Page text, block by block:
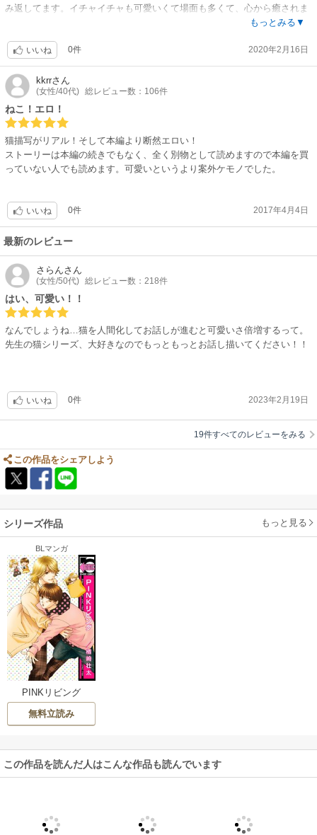
み返してます。イチャイチャも可愛いくて場面も多くて、心から癒されま
もっとみる▼
いいね 0件 2020年2月16日
kkrrさん
(女性/40代) 総レビュー数：106件
ねこ！エロ！
猫描写がリアル！そして本編より断然エロい！
ストーリーは本編の続きでもなく、全く別物として読めますので本編を買
っていない人でも読めます。可愛いというより案外ケモノでした。
いいね 0件 2017年4月4日
最新のレビュー
さらんさん
(女性/50代) 総レビュー数：218件
はい、可愛い！！
なんでしょうね…猫を人間化してお話しが進むと可愛いさ倍増するって。
先生の猫シリーズ、大好きなのでもっともっとお話し描いてください！！
いいね 0件 2023年2月19日
19件すべてのレビューをみる
この作品をシェアしよう
シリーズ作品 もっと見る
BLマンガ
PINKリビング
無料立読み
この作品を読んだ人はこんな作品も読んでいます